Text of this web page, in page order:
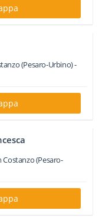
(Pesaro-Urbino) -
Costanzo(Pesaro-